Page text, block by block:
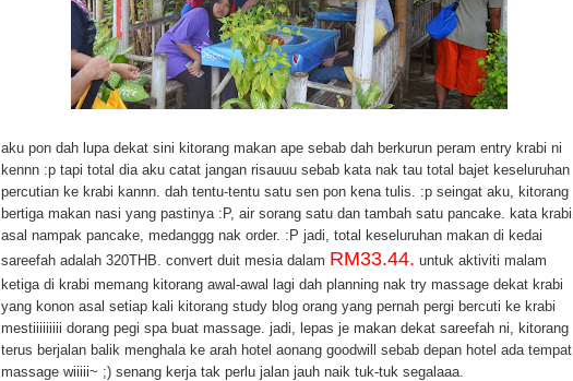
aku pon dah lupa dekat sini kitorang makan ape sebab dah berkurun peram entry krabi ni
kennn :p tapi total dia aku catat jangan risauuu sebab kata nak tau total bajet keseluruhan
percutian ke krabi kannn. dah tentu-tentu satu sen pon kena tulis. :p seingat aku, kitorang
bertiga makan nasi yang pastinya :P, air sorang satu dan tambah satu pancake. kata krabi,
asal nampak pancake, medanggg nak order. :P jadi, total keseluruhan makan di kedai
sareefah adalah 320THB. convert duit mesia dalam RM33.44. untuk aktiviti malam
ketiga di krabi memang kitorang awal-awal lagi dah planning nak try massage dekat krabi
yang konon asal setiap kali kitorang study blog orang yang pernah pergi bercuti ke krabi
mestiiiiiiiii dorang pegi spa buat massage. jadi, lepas je makan dekat sareefah ni, kitorang
terus berjalan balik menghala ke arah hotel aonang goodwill sebab depan hotel ada tempat
massage wiiiii~ ;) senang kerja tak perlu jalan jauh naik tuk-tuk segalaaa.